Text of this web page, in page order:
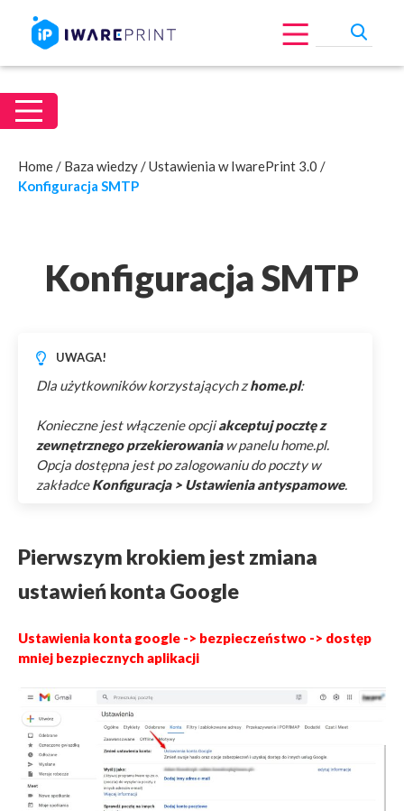
Home/ Baza wiedzy/Ustawienia w IwarePrint 3.0 /
Konfiguracja SMTP
Konfiguracja SMTP
UWAGA!
Dla użytkowników korzystających zhome.pl:
Konieczne jest włączenie opcjiakceptuj pocztę z
zewnętrznego przekierowaniaw panelu home.pl.
Opcja dostępna jest po zalogowaniu do poczty w
zakładceKonfiguracja > Ustawienia antyspamowe.
Pierwszym krokiem jest zmiana
ustawień konta Google
Ustawienia konta google -> bezpieczeństwo -> dostęp
mniej bezpiecznych aplikacji